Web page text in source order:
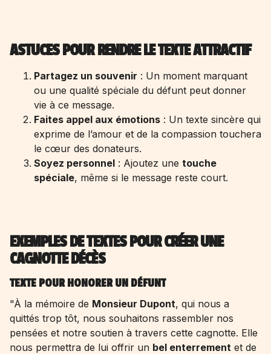
ASTUCES POUR RENDRE LE TEXTE ATTRACTIF
Partagez un souvenir : Un moment marquant
ou une qualité spéciale du défunt peut donner
vie à ce message.
Faites appel aux émotions : Un texte sincère qui
exprime de l’amour et de la compassion touchera
le cœur des donateurs.
Soyez personnel : Ajoutez une touche
spéciale, même si le message reste court.
EXEMPLES DE TEXTES POUR CRÉER UNE
CAGNOTTE DÉCÈS
TEXTE POUR HONORER UN DÉFUNT
"À la mémoire de Monsieur Dupont, qui nous a
quittés trop tôt, nous souhaitons rassembler nos
pensées et notre soutien à travers cette cagnotte. Elle
nous permettra de lui offrir un bel enterrement et de